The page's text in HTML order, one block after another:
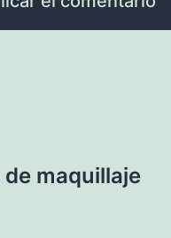
maquillaje